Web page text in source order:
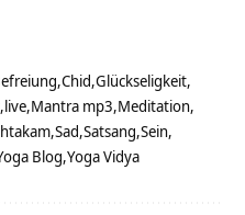
Chid Glückseligkeit
live Mantra mp3 Meditation
Sad Satsang Sein
Blog Yoga Vidya